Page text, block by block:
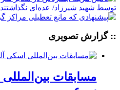
:: گزارش تصویری
مسابقات بین‌المللی